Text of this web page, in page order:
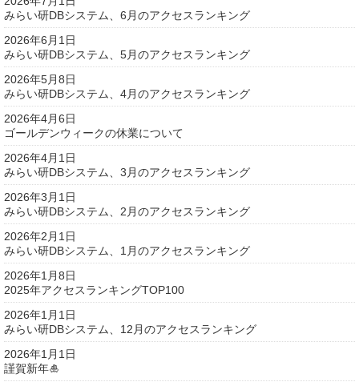
みらい研DBシステム、6月のアクセスランキング
2026年6月1日
みらい研DBシステム、5月のアクセスランキング
2026年5月8日
みらい研DBシステム、4月のアクセスランキング
2026年4月6日
ゴールデンウィークの休業について
2026年4月1日
みらい研DBシステム、3月のアクセスランキング
2026年3月1日
みらい研DBシステム、2月のアクセスランキング
2026年2月1日
みらい研DBシステム、1月のアクセスランキング
2026年1月8日
2025年アクセスランキングTOP100
2026年1月1日
みらい研DBシステム、12月のアクセスランキング
2026年1月1日
謹賀新年🎍